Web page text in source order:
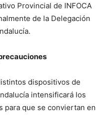
Provincial de INFOCA
de la Delegación
dispositivos de
intensificará los
para que se conviertan en